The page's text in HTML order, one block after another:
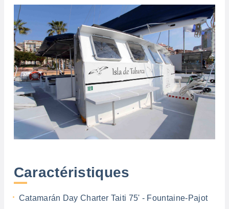
Caractéristiques
Catamarán Day Charter Taiti 75' - Fountaine-Pajot